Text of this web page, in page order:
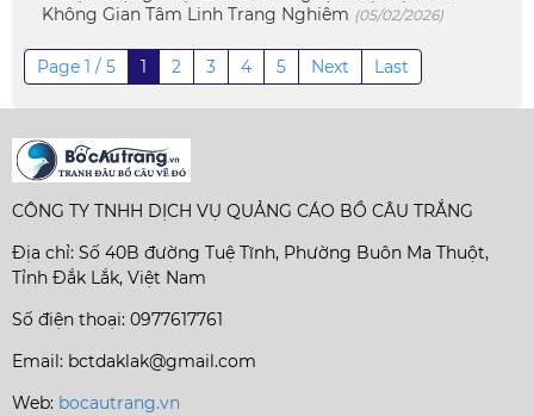
Không Gian Tâm Linh Trang Nghiêm (05/02/2026)
Page 1 / 5 1 2 3 4 5 Next Last
CÔNG TY TNHH DỊCH VỤ QUẢNG CÁO BỒ CÂU TRẮNG
Địa chỉ: Số 40B đường Tuệ Tĩnh, Phường Buôn Ma Thuột,
Tỉnh Đắk Lắk, Việt Nam
Số điện thoại: 0977617761
Email: bctdaklak@gmail.com
Web: bocautrang.vn